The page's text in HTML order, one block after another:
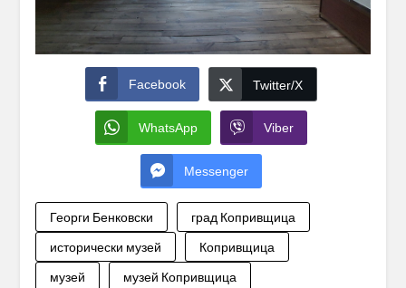
Facebook Twitter/X
WhatsApp Viber
Messenger
Георги Бенковски
град Копривщица
исторически музей
Копривщица
музей
музей Копривщица